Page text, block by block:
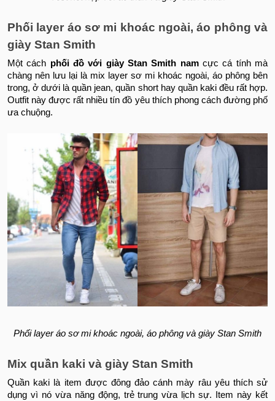
Phối layer áo sơ mi khoác ngoài, áo phông và
giày Stan Smith
Một cách phối đồ với giày Stan Smith namcực cá tính mà
chàng nên lưu lại là mix layer sơ mi khoác ngoài, áo phông bên
trong, ở dưới là quần jean, quần short hay quần kaki đều rất hợp.
Outfit này được rất nhiều tín đồ yêu thích phong cách đường phố
ưa chuộng.
Phối layer áo sơ mi khoác ngoài, áo phông và giày Stan Smith
Mix quần kaki và giày Stan Smith
Quần kaki là item được đông đảo cánh mày râu yêu thích sử
dụng vì nó vừa năng động, trẻ trung vừa lịch sự. Item này kết